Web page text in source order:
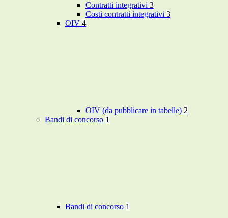
Contratti integrativi 3
Costi contratti integrativi 3
OIV 4
OIV (da pubblicare in tabelle) 2
Bandi di concorso 1
Bandi di concorso 1